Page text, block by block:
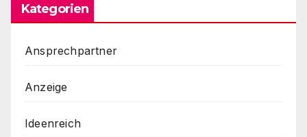
Kategorien
Ansprechpartner
Anzeige
Ideenreich